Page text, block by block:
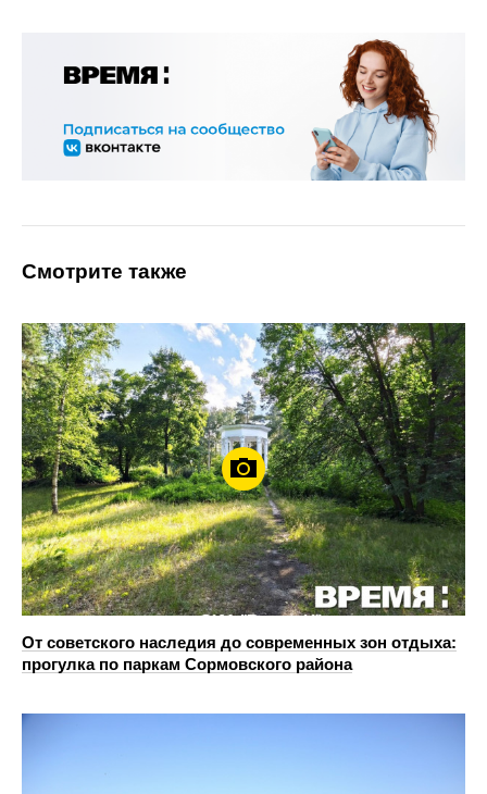
Смотрите также
От советского наследия до современных зон отдыха:
прогулка по паркам Сормовского района